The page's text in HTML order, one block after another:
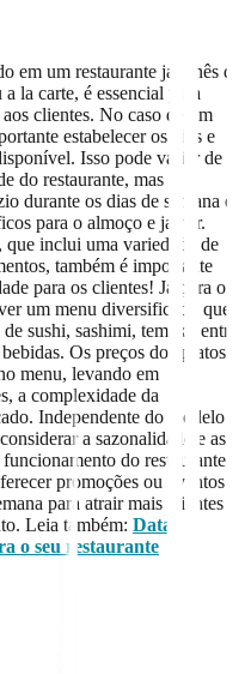
em um restaurante japonês de
a la carte, é essencial para
clientes. No caso de um
estabelecer os dias e
Isso pode variar de
do restaurante, mas
durante os dias de semana e
para o almoço e jantar.
inclui uma variedade de
também é importante
para os clientes! Já para o
um menu diversificado que
sushi, sashimi, temaki, entre
Os preços dos pratos
menu, levando em
a complexidade da
Independente do modelo
a sazonalidade e as
do restaurante.
promoções ou eventos
para atrair mais clientes
Leia também: Datas
o seu restaurante